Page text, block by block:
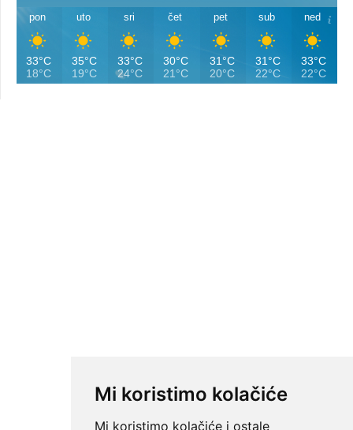
Mi koristimo kolačiće
Mi koristimo kolačiće i ostale
pon
33°C
18°C
uto
35°C
19°C
sri
33°C
24°C
čet
30°C
21°C
pet
31°C
20°C
sub
31°C
22°C
ned
33°C
22°C